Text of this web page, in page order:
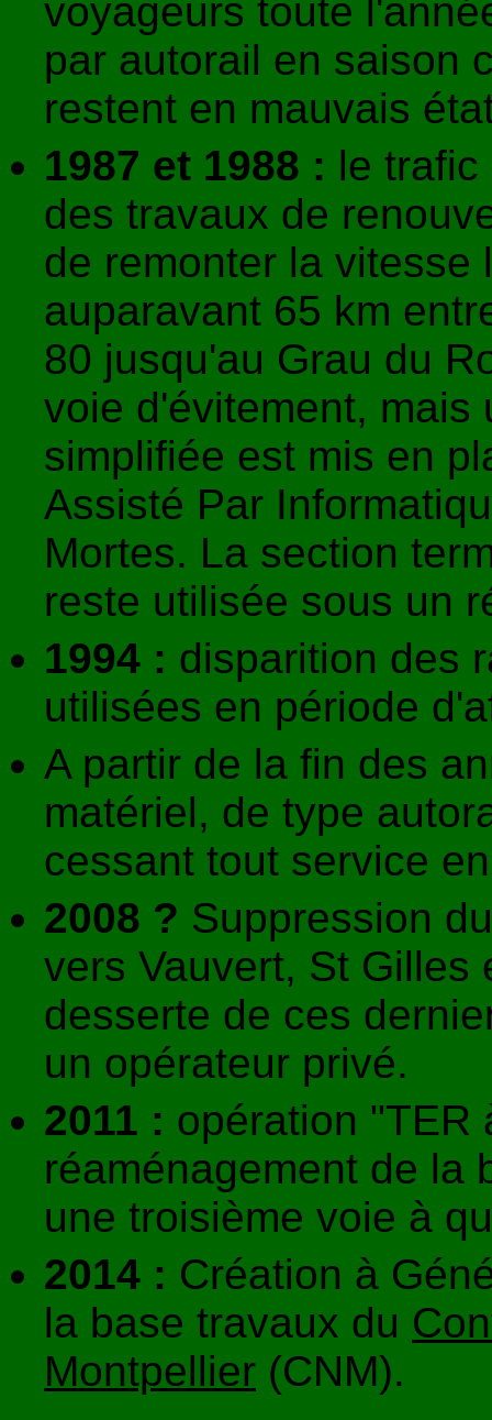
voyageurs toute
par autorail en saison
restent en mauvais
1987 et 1988 : le trafic
des travaux de
de remonter la vitesse
auparavant 65 km
80 jusqu'au Grau du
voie d'évitement, mais
simplifiée est mis en
Assisté Par
Mortes. La section
reste utilisée sous un
1994 : disparition des
utilisées en période
A partir de la fin des
matériel, de type
cessant tout service
2008 ? Suppression
vers Vauvert, St Gilles
desserte de ces
un opérateur privé.
2011 : opération "TER
réaménagement de la
une troisième voie à
2014 : Création à
la base travaux du
Montpellier (CNM).